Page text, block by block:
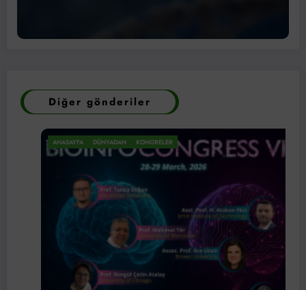
Diğer gönderiler
ANASAYFA DÜNYADAN KONGRELER